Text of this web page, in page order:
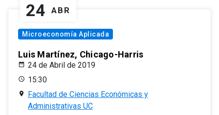
24 ABR
Microeconomía Aplicada
Luis Martínez, Chicago-Harris
24 de Abril de 2019
15:30
Facultad de Ciencias Económicas y
Administrativas UC